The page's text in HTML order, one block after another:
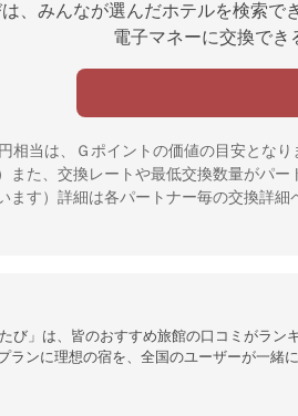
、みんなが選んだホテルを検索で
電子マネーに交換でき
相当は、Ｇポイントの価値の目安とな
また、交換レートや最低交換数量がパ
ます）詳細は各パートナー毎の交換詳細
び」は、皆のおすすめ旅館の口コミがラ
ンに理想の宿を、全国のユーザーが一緒